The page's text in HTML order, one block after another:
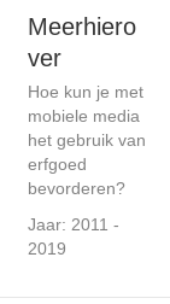
Meerhiero
ver
Hoe kun je met
mobiele media
het gebruik van
erfgoed
bevorderen?
Jaar: 2011 -
2019